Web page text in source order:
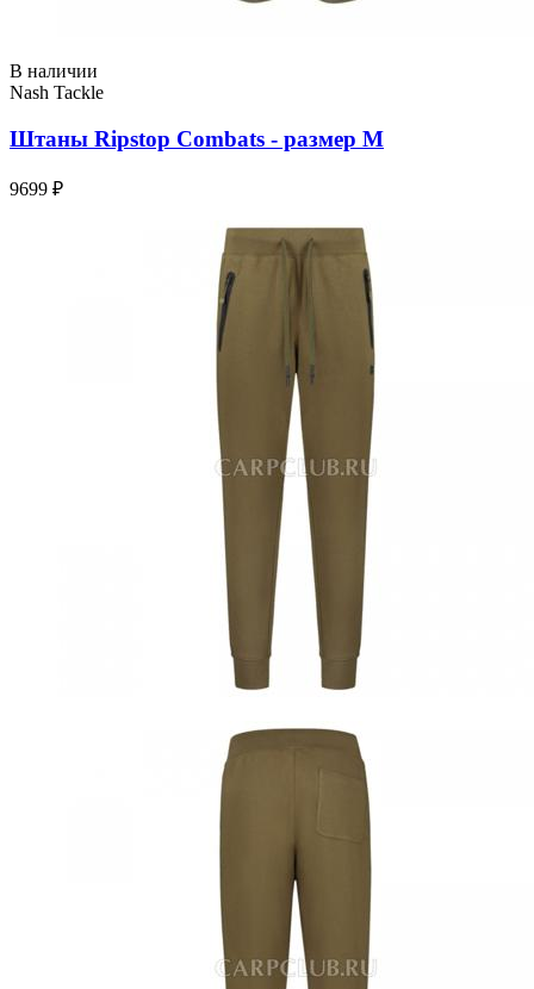
В наличии
Nash Tackle
Штаны Ripstop Combats - размер M
9699 ₽